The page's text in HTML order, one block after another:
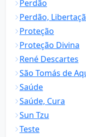
Perdão
Perdão,
Proteção
Proteção Divina
René Descartes
São Tomás de
Saúde
Saúde, Cura
Sun Tzu
Teste